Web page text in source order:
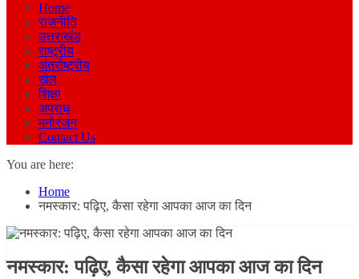
Home
राजनीति
उत्तराखंड
राष्ट्रीय
अंतर्राष्ट्रीय
खेल
शिक्षा
अपराध
मनोरंजन
Contact Us
You are here:
Home
नमस्कार: पढ़िए, कैसा रहेगा आपका आज का दिन
नमस्कार: पढ़िए, कैसा रहेगा आपका आज का दिन